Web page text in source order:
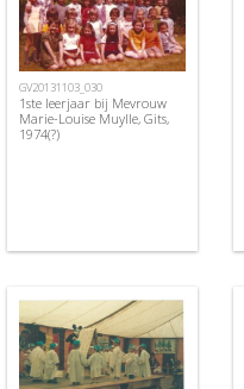
GV20131103_030
1ste leerjaar bij Mevrouw
Marie-Louise Muylle, Gits,
1974(?)